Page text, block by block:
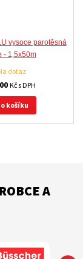
vysoce parotěsná
- 1,5x50m
dotaz
Kč s DPH
košíku
A